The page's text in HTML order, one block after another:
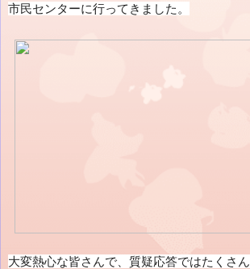
市民センターに行ってきました。
大変熱心な皆さんで、質疑応答ではたくさ